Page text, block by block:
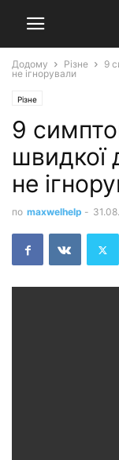
Додому Різне
9
не ігнорували
Різне
9
швидкої
не
по maxwelhelp -